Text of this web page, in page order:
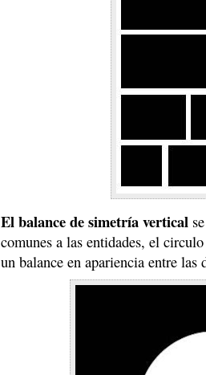
El balance de simetría vertical
comunes a las entidades, el
un balance en apariencia entre